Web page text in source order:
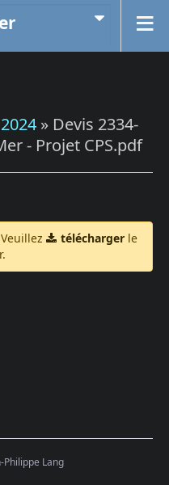
» Devis 2334-
- Projet CPS.pdf
téléchargerle
Philippe Lang